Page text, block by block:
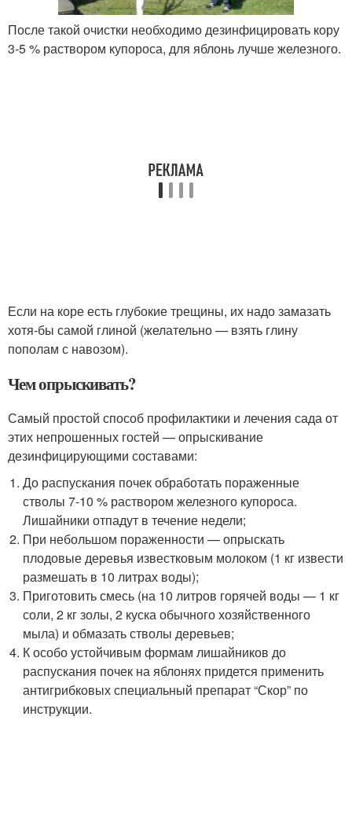
После такой очистки необходимо дезинфицировать кору
3-5 % раствором купороса, для яблонь лучше железного.
Если на коре есть глубокие трещины, их надо замазать
хотя-бы самой глиной (желательно — взять глину
пополам с навозом).
Чем опрыскивать?
Самый простой способ профилактики и лечения сада от
этих непрошенных гостей — опрыскивание
дезинфицирующими составами:
До распускания почек обработать пораженные
стволы 7-10 % раствором железного купороса.
Лишайники отпадут в течение недели;
При небольшом пораженности — опрыскать
плодовые деревья известковым молоком (1 кг извести
размешать в 10 литрах воды);
Приготовить смесь (на 10 литров горячей воды — 1 кг
соли, 2 кг золы, 2 куска обычного хозяйственного
мыла) и обмазать стволы деревьев;
К особо устойчивым формам лишайников до
распускания почек на яблонях придется применить
антигрибковых специальный препарат “Скор” по
инструкции.